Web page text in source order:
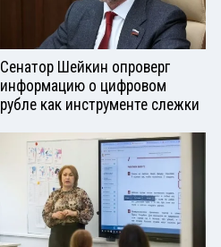
Сенатор Шейкин опроверг
информацию о цифровом
рубле как инструменте слежки